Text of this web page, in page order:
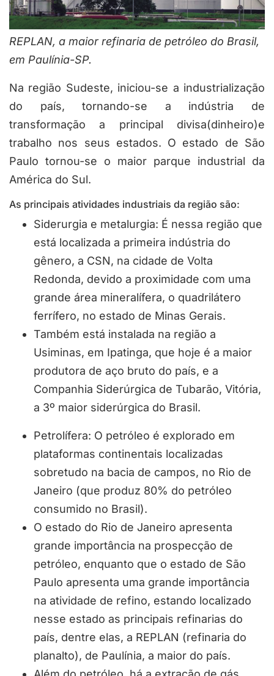
REPLAN, a maior refinaria de petróleo do Brasil,
em Paulínia-SP.
Na região Sudeste, iniciou-se a industrialização
do país, tornando-se a indústria de
transformação a principal divisa(dinheiro)e
trabalho nos seus estados. O estado de São
Paulo tornou-se o maior parque industrial da
América do Sul.
As principais atividades industriais da região são:
Siderurgia e metalurgia: É nessa região que
está localizada a primeira indústria do
gênero, a CSN, na cidade de Volta
Redonda, devido a proximidade com uma
grande área mineralífera, o quadrilátero
ferrífero, no estado de Minas Gerais.
Também está instalada na região a
Usiminas, em Ipatinga, que hoje é a maior
produtora de aço bruto do país, e a
Companhia Siderúrgica de Tubarão, Vitória,
a 3º maior siderúrgica do Brasil.
Petrolífera: O petróleo é explorado em
plataformas continentais localizadas
sobretudo na bacia de campos, no Rio de
Janeiro (que produz 80% do petróleo
consumido no Brasil).
O estado do Rio de Janeiro apresenta
grande importância na prospecção de
petróleo, enquanto que o estado de São
Paulo apresenta uma grande importância
na atividade de refino, estando localizado
nesse estado as principais refinarias do
país, dentre elas, a REPLAN (refinaria do
planalto), de Paulínia, a maior do país.